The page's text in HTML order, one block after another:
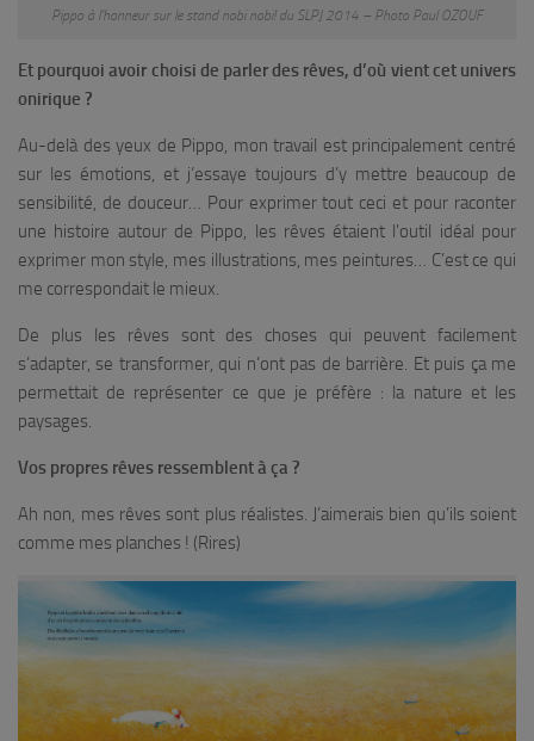
Pippo à l’honneur sur le stand nobi nobi! du SLPJ 2014 – Photo Paul OZOUF
Et pourquoi avoir choisi de parler des rêves, d’où vient cet univers
onirique ?
Au-delà des yeux de Pippo, mon travail est principalement centré
sur les émotions, et j’essaye toujours d’y mettre beaucoup de
sensibilité, de douceur… Pour exprimer tout ceci et pour raconter
une histoire autour de Pippo, les rêves étaient l’outil idéal pour
exprimer mon style, mes illustrations, mes peintures… C’est ce qui
me correspondait le mieux.
De plus les rêves sont des choses qui peuvent facilement
s’adapter, se transformer, qui n’ont pas de barrière. Et puis ça me
permettait de représenter ce que je préfère : la nature et les
paysages.
Vos propres rêves ressemblent à ça ?
Ah non, mes rêves sont plus réalistes. J’aimerais bien qu’ils soient
comme mes planches ! (Rires)